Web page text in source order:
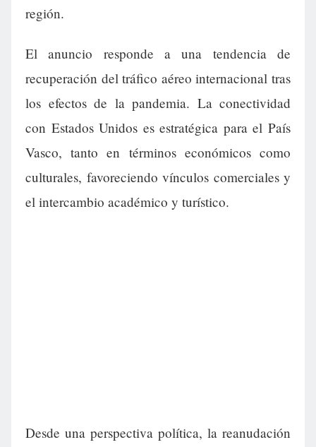
región.
El anuncio responde a una tendencia de
recuperación del tráfico aéreo internacional tras
los efectos de la pandemia. La conectividad
con Estados Unidos es estratégica para el País
Vasco, tanto en términos económicos como
culturales, favoreciendo vínculos comerciales y
el intercambio académico y turístico.
Desde una perspectiva política, la reanudación